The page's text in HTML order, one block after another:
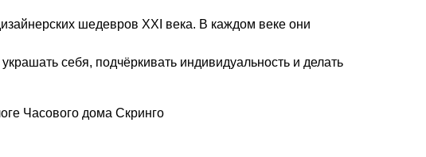
шедевров XXI века. В каждом веке они
себя, подчёркивать индивидуальность и делать
Часового дома Скринго